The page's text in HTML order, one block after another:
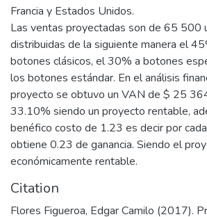
Francia y Estados Unidos.
Las ventas proyectadas son de 65 500
distribuidas de la siguiente manera el
botones clásicos, el 30% a botones
los botones estándar. En el análisis
proyecto se obtuvo un VAN de $ 25
33.10% siendo un proyecto rentable,
benéfico costo de 1.23 es decir por
obtiene 0.23 de ganancia. Siendo el
económicamente rentable.
Citation
Flores Figueroa, Edgar Camilo (2017).